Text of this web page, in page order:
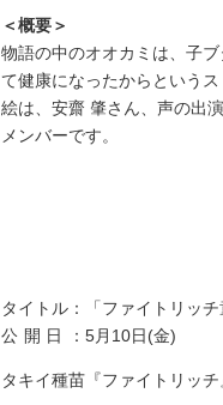
＜概要＞
物語の中のオオカミは、子
て健康になったからというス
絵は、安齋 肇さん、声の出
メンバーです。
タイトル：
「ファイトリッ
公開日： 5月10日(金)
タキイ種苗『ファイトリッチ